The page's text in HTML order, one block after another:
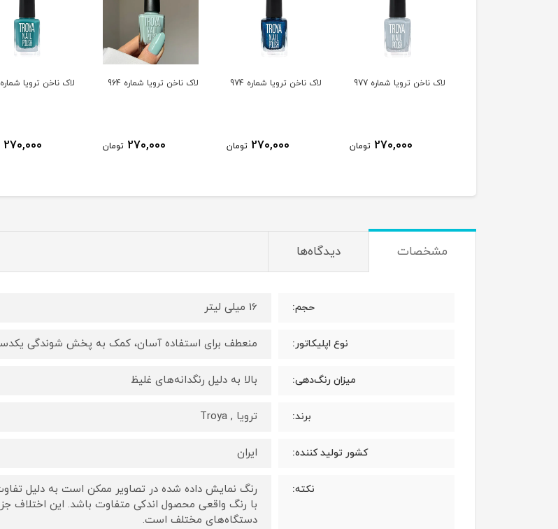
لاک ناخن ترویا شماره 977
270,000 تومان
لاک ناخن ترویا شماره 974
270,000 تومان
لاک ناخن ترویا شماره 964
270,000 تومان
لاک ناخن ترویا شماره 963
270,000
مشخصات دیدگاه‌ها
حجم: 16 میلی لیتر
نوع اپلیکاتور: منعطف برای استفاده آسان، کمک به پخش شوندگی
میزان رنگ‌دهی: بالا به دلیل رنگدانه‌های غلیظ
برند: ترویا , Troya
کشور تولید کننده: ایران
نکته:
رنگ نمایش داده‌ شده در تصاویر ممکن است به دلیل
با رنگ واقعی محصول اندکی متفاوت باشد. این اختلاف
دستگاه‌های مختلف است.